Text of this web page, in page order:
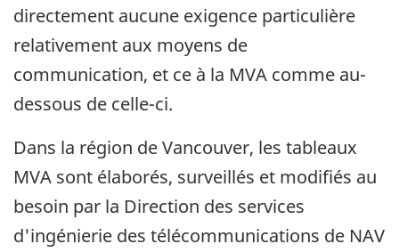
directement aucune exigence particulière
relativement aux moyens de
communication, et ce à la MVA comme au-
dessous de celle-ci.
Dans la région de Vancouver, les tableaux
MVA sont élaborés, surveillés et modifiés au
besoin par la Direction des services
d'ingénierie des télécommunications de NAV